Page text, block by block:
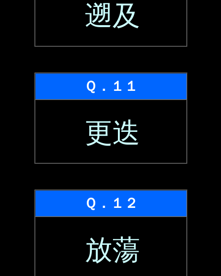
遡及
Ｑ．１１
更迭
Ｑ．１２
放蕩